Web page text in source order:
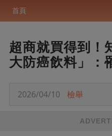
首頁
超商就買得到！
大防癌飲料」：
2026/04/10 檢舉